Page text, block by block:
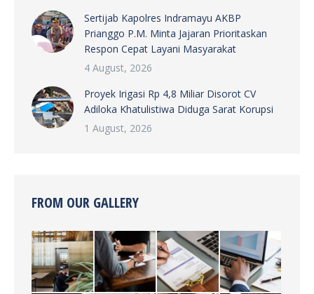
Sertijab Kapolres Indramayu AKBP
Prianggo P.M. Minta Jajaran Prioritaskan
Respon Cepat Layani Masyarakat
4 August, 2026
Proyek Irigasi Rp 4,8 Miliar Disorot CV
Adiloka Khatulistiwa Diduga Sarat Korupsi
1 August, 2026
FROM OUR GALLERY